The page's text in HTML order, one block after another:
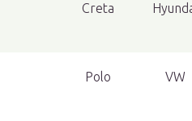
Creta
Polo VW